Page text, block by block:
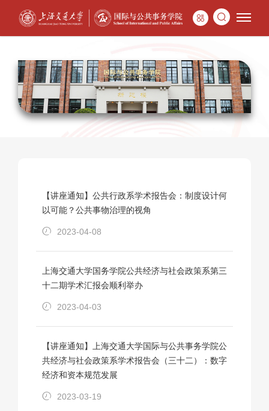
【讲座通知】公共行政系学术报告会：制度设计何
以可能？公共事物治理的视角
2023-04-08
上海交通大学国务学院公共经济与社会政策系第三
十二期学术汇报会顺利举办
2023-04-03
【讲座通知】上海交通大学国际与公共事务学院公
共经济与社会政策系学术报告会（三十二）：数字
经济和资本规范发展
2023-03-19